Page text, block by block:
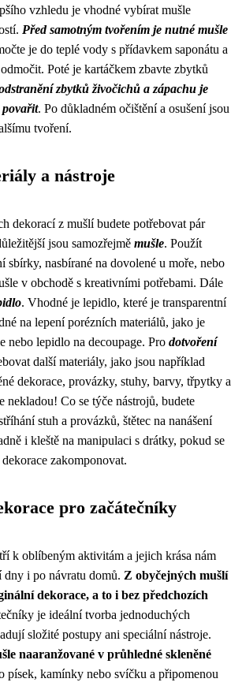
vzhledu je vhodné vybírat mušle
Před samotným tvořením je nutné mušle
je do teplé vody s přídavkem saponátu a
Poté je kartáčkem zbavte zbytků
zbytků živočichů a zápachu je
povařit. Po důkladném očištění a osušení jsou
tvoření.
a nástroje
dekorací z mušlí budete potřebovat pár
jsou samozřejmě mušle. Použít
sbírky, nasbírané na dovolené u moře, nebo
v obchodě s kreativními potřebami. Dále
. Vhodné je lepidlo, které je transparentní
na lepení porézních materiálů, jako je
nebo lepidlo na decoupage. Pro dotvoření
další materiály, jako jsou například
dekorace, provázky, stuhy, barvy, třpytky a
nekladou! Co se týče nástrojů, budete
stuh a provázků, štětec na nanášení
i kleště na manipulaci s drátky, pokud se
zakomponovat.
pro začátečníky
k oblíbeným aktivitám a jejich krása nám
i po návratu domů. Z obyčejných mušlí
dekorace, a to i bez předchozích
je ideální tvorba jednoduchých
složité postupy ani speciální nástroje.
naaranžované v průhledné skleněné
písek, kamínky nebo svíčku a připomenou